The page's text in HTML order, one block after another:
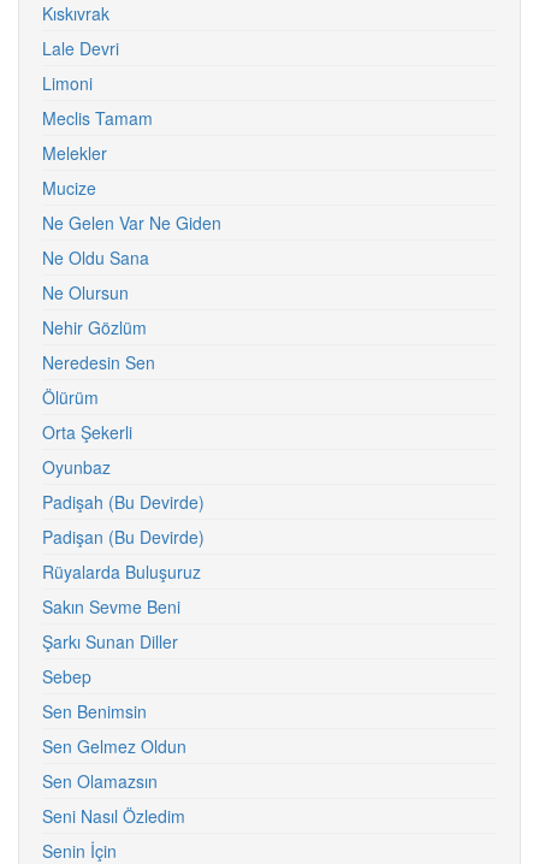
Kıskıvrak
Lale Devri
Limoni
Meclis Tamam
Melekler
Mucize
Ne Gelen Var Ne Giden
Ne Oldu Sana
Ne Olursun
Nehir Gözlüm
Neredesin Sen
Ölürüm
Orta Şekerli
Oyunbaz
Padişah (Bu Devirde)
Padişan (Bu Devirde)
Rüyalarda Buluşuruz
Sakın Sevme Beni
Şarkı Sunan Diller
Sebep
Sen Benimsin
Sen Gelmez Oldun
Sen Olamazsın
Seni Nasıl Özledim
Senin İçin